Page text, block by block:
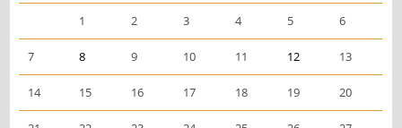
1 2 3 4 5 6
7 8 9 10 11 12 13
14 15 16 17 18 19 20